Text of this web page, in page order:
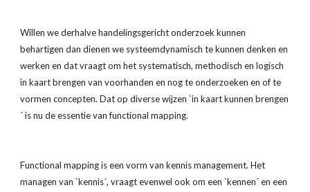
Willen we derhalve handelingsgericht onderzoek kunnen
behartigen dan dienen we systeemdynamisch te kunnen denken en
werken en dat vraagt om het systematisch, methodisch en logisch
in kaart brengen van voorhanden en nog te onderzoeken en of te
vormen concepten. Dat op diverse wijzen `in kaart kunnen brengen
´ is nu de essentie van functional mapping.
Functional mapping is een vorm van kennis management. Het
managen van `kennis´, vraagt evenwel ook om een `kennen´ en een